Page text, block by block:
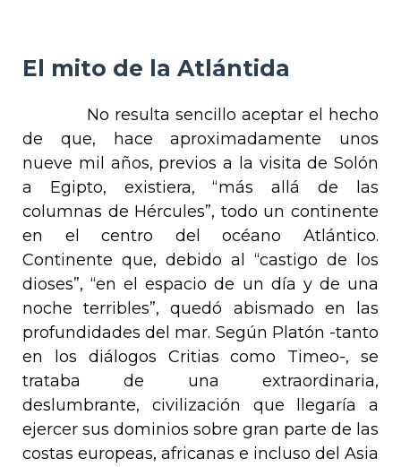
El mito de la Atlántida
No resulta sencillo aceptar el hecho
de que, hace aproximadamente unos
nueve mil años, previos a la visita de Solón
a Egipto, existiera, “más allá de las
columnas de Hércules”, todo un continente
en el centro del océano Atlántico.
Continente que, debido al “castigo de los
dioses”, “en el espacio de un día y de una
noche terribles”, quedó abismado en las
profundidades del mar. Según Platón -tanto
en los diálogos Critiascomo Timeo-, se
trataba de una extraordinaria,
deslumbrante, civilización que llegaría a
ejercer sus dominios sobre gran parte de las
costas europeas, africanas e incluso del Asia